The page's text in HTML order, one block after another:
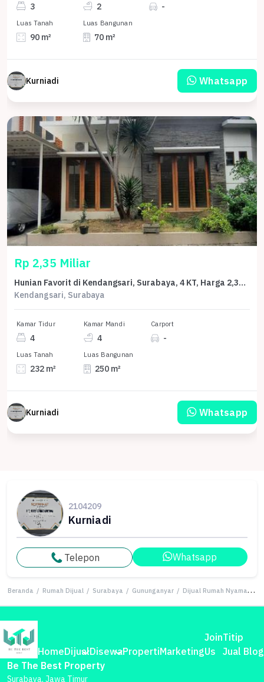
3 2 -
Luas Tanah
90 m²
Luas Bangunan
70 m²
Kurniadi Whatsapp
Rp 2,35 Miliar
Hunian Favorit di Kendangsari, Surabaya, 4 KT, Harga 2,35 Miliar
Kendangsari, Surabaya
Kamar Tidur
4
Kamar Mandi
4
Carport
-
Luas Tanah
232 m²
Luas Bangunan
250 m²
Kurniadi Whatsapp
2104209
Kurniadi
Telepon Whatsapp
Beranda / Rumah Dijual / Surabaya / Gununganyar / Dijual Rumah Nyaman di Gununganyar, Surabaya - LT 96m²
HomeDijualDisewaPropertiMarketing
Join
Us
Titip
Jual Blog
Be The Best Property
Surabaya, Jawa Timur